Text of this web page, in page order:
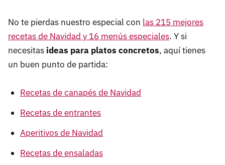
No te pierdas nuestro especial con las 215 mejores
recetas de Navidad y 16 menús especiales. Y si
necesitas ideas para platos concretos, aquí tienes
un buen punto de partida:
Recetas de canapés de Navidad
Recetas de entrantes
Aperitivos de Navidad
Recetas de ensaladas